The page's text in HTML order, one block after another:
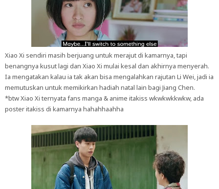
Xiao Xi sendiri masih berjuang untuk merajut di kamarnya, tapi
benangnya kusut lagi dan Xiao Xi mulai kesal dan akhirnya menyerah.
Ia mengatakan kalau ia tak akan bisa mengalahkan rajutan Li Wei, jadi ia
memutuskan untuk memikirkan hadiah natal lain bagi Jiang Chen.
*btw Xiao Xi ternyata fans manga & anime itakiss wkwkwkkwkw, ada
poster itakiss di kamarnya hahahhaahha